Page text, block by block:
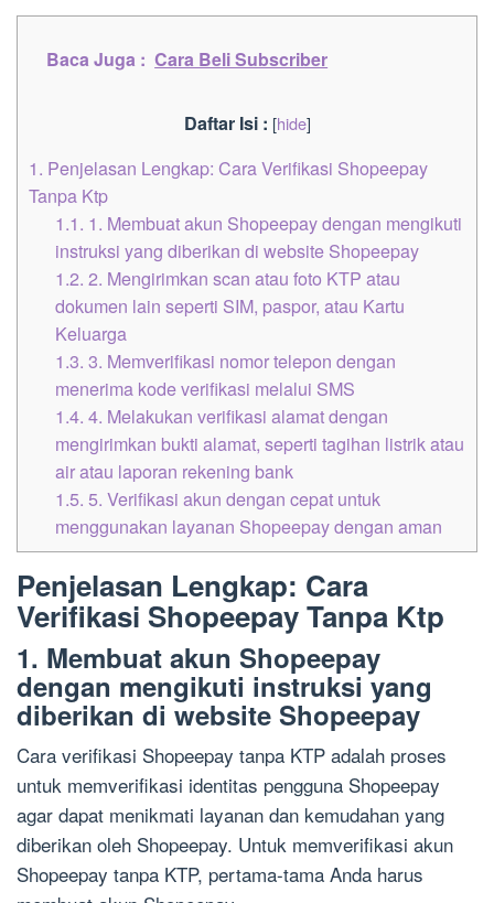
Baca Juga : Cara Beli Subscriber
Daftar Isi : [hide]
1. Penjelasan Lengkap: Cara Verifikasi Shopeepay
Tanpa Ktp
1.1. 1. Membuat akun Shopeepay dengan mengikuti
instruksi yang diberikan di website Shopeepay
1.2. 2. Mengirimkan scan atau foto KTP atau
dokumen lain seperti SIM, paspor, atau Kartu
Keluarga
1.3. 3. Memverifikasi nomor telepon dengan
menerima kode verifikasi melalui SMS
1.4. 4. Melakukan verifikasi alamat dengan
mengirimkan bukti alamat, seperti tagihan listrik atau
air atau laporan rekening bank
1.5. 5. Verifikasi akun dengan cepat untuk
menggunakan layanan Shopeepay dengan aman
Penjelasan Lengkap: Cara
Verifikasi Shopeepay Tanpa Ktp
1. Membuat akun Shopeepay
dengan mengikuti instruksi yang
diberikan di website Shopeepay
Cara verifikasi Shopeepay tanpa KTP adalah proses
untuk memverifikasi identitas pengguna Shopeepay
agar dapat menikmati layanan dan kemudahan yang
diberikan oleh Shopeepay. Untuk memverifikasi akun
Shopeepay tanpa KTP, pertama-tama Anda harus